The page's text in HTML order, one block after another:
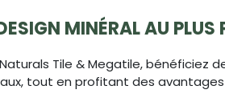
MINÉRAL AU PLUS
Tile & Megatile, bénéficiez
tout en profitant des